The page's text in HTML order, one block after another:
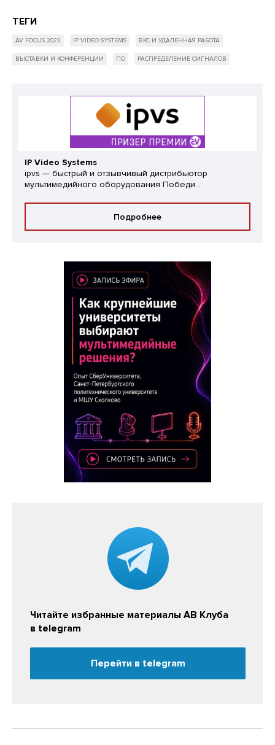
ТЕГИ
AV FOCUS 2023 IP VIDEO SYSTEMS ВКС И УДАЛЕННАЯ РАБОТА
ВЫСТАВКИ И КОНФЕРЕНЦИИ ПО РАСПРЕДЕЛЕНИЕ СИГНАЛОВ
IP Video Systems
ipvs — быстрый и отзывчивый дистрибьютор
мультимедийного оборудования Победи...
Подробнее
Читайте избранные материалы АВ Клуба
в telegram
Перейти в telegram